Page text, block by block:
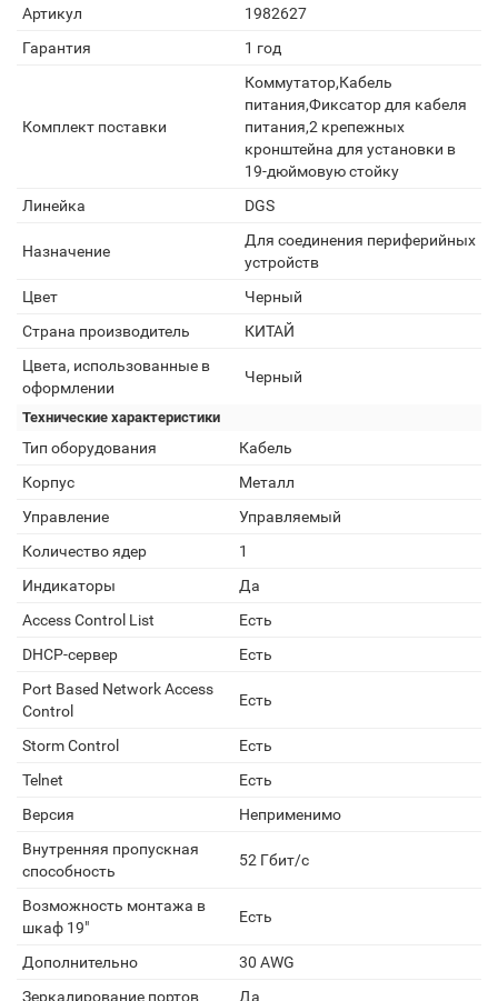
Артикул
1982627
Гарантия
1 год
Комплект поставки
Коммутатор,Кабель
питания,Фиксатор для кабеля
питания,2 крепежных
кронштейна для установки в
19-дюймовую стойку
Линейка
DGS
Назначение
Для соединения периферийных
устройств
Цвет
Черный
Страна производитель
КИТАЙ
Цвета, использованные в
оформлении
Черный
Технические характеристики
Тип оборудования
Кабель
Корпус
Металл
Управление
Управляемый
Количество ядер
1
Индикаторы
Да
Access Control List
Есть
DHCP-сервер
Есть
Port Based Network Access
Control
Есть
Storm Control
Есть
Telnet
Есть
Версия
Неприменимо
Внутренняя пропускная
способность
52 Гбит/с
Возможность монтажа в
шкаф 19"
Есть
Дополнительно
30 AWG
Зеркалирование портов
Да